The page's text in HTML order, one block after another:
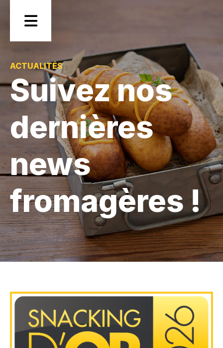
Industrie
Foodservice
Sauces
Recettes
Notre
entreprise
Actualités
nous
English
ACTUALITÉS
Suivez nos
dernières
news
fromagères !
Actualités